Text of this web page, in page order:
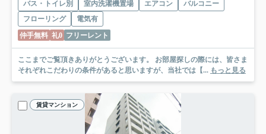
バス・トイレ別 室内洗濯機置場 エアコン
バルコニー
フローリング
電気有
仲手無料 礼0 フリーレント
ここまでご覧頂きありがとうございます。 お部屋探しの際には、皆さま
それぞれこだわりの条件があると思いますが、当社では【... もっと見る
賃貸マンション